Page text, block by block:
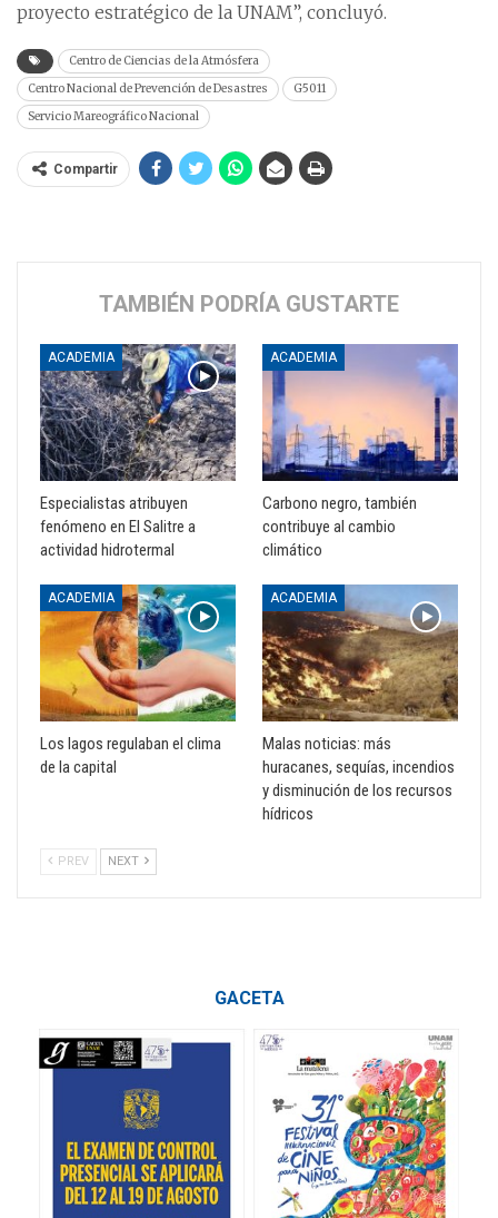
proyecto estratégico de la UNAM”, concluyó.
Centro de Ciencias de la Atmósfera
Centro Nacional de Prevención de Desastres
G5011
Servicio Mareográfico Nacional
Compartir
TAMBIÉN PODRÍA GUSTARTE
ACADEMIA
Especialistas atribuyen
fenómeno en El Salitre a
actividad hidrotermal
ACADEMIA
Carbono negro, también
contribuye al cambio
climático
ACADEMIA
Los lagos regulaban el clima
de la capital
ACADEMIA
Malas noticias: más
huracanes, sequías, incendios
y disminución de los recursos
hídricos
PREV NEXT
GACETA